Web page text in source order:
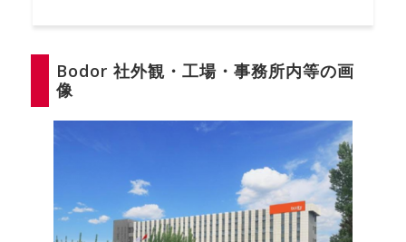
Bodor 社外観・工場・事務所内等の画
像